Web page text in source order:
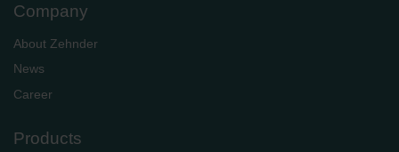
Company
About Zehnder
News
Career
Products